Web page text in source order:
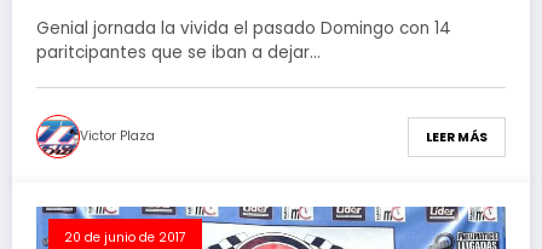
Genial jornada la vivida el pasado Domingo con 14
paritcipantes que se iban a dejar…
Victor Plaza LEER MÁS
20 de junio de 2017